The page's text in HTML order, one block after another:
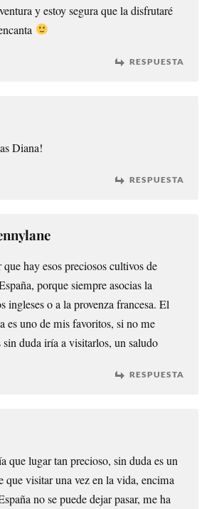
y estoy segura que la disfrutaré
RESPUESTA
Diana!
RESPUESTA
que hay esos preciosos cultivos de
porque siempre asocias la
ingleses o a la provenza francesa. El
es uno de mis favoritos, si no me
sin duda iría a visitarlos, un saludo
RESPUESTA
que lugar tan precioso, sin duda es un
que visitar una vez en la vida, encima
no se puede dejar pasar, me ha